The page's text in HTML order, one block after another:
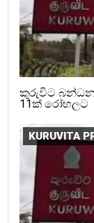
කුරුවිට
11ක් රෝහලට
KURUVITA